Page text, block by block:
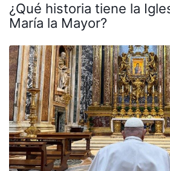
¿Qué historia tiene la
María la Mayor?